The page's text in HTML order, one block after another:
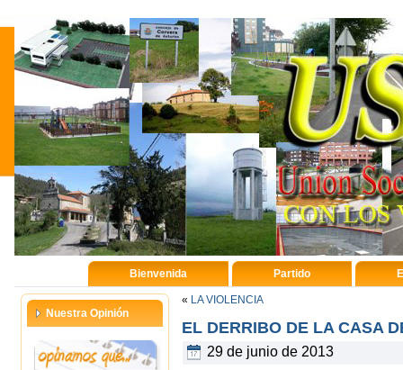
Bienvenida Partido
Nuestra Opinión
« LA VIOLENCIA
EL DERRIBO DE LA CASA
29 de junio de 2013